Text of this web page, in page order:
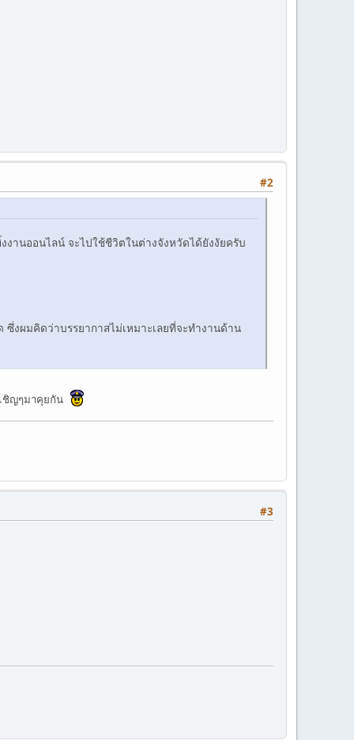
#2
านออนไลน์ จะไปใช้ชีวิตในต่างจังหวัดได้ยังงัยครับ
งผมคิดว่าบรรยากาสไม่เหมาะเลยที่จะทำงานด้าน
ชิญๆมาคุยกัน
#3